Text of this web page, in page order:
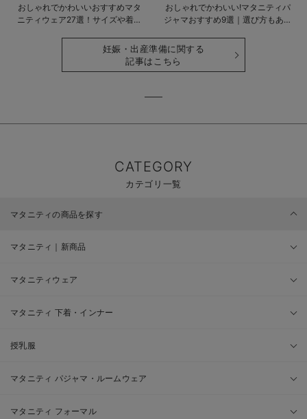
おしゃれでかわいいおすすめマタ
ニティウェア27選！サイズや着る
おしゃれでかわいい!マタニティパ
ジャマおすすめ9選｜選び方もあわ
妊娠・出産準備に関する
記事はこちら
CATEGORY
カテゴリ一覧
マタニティの商品を探す
マタニティ｜新商品
マタニティウェア
マタニティ 下着・インナー
授乳服
マタニティ パジャマ・ルームウェア
マタニティ フォーマル